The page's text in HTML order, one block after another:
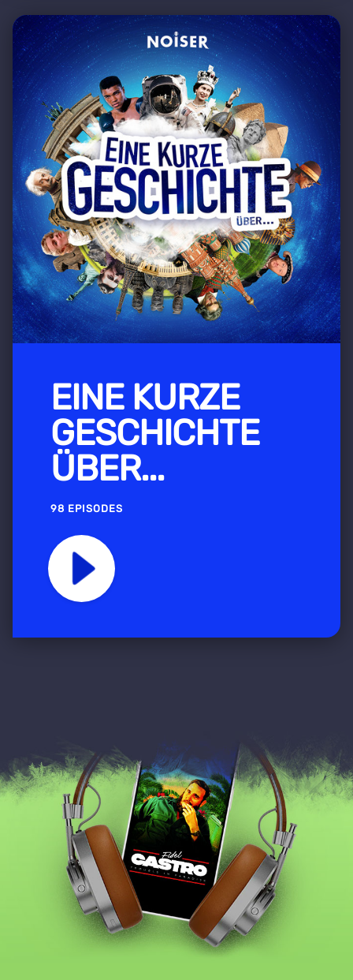
EINE KURZE
GESCHICHTE
ÜBER...
98 EPISODES